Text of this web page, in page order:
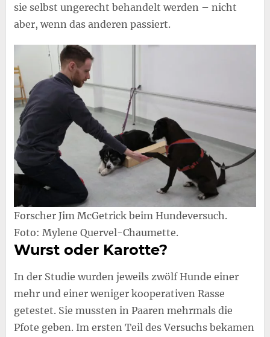
sie selbst ungerecht behandelt werden – nicht
aber, wenn das anderen passiert.
Forscher Jim McGetrick beim Hundeversuch.
Foto: Mylene Quervel-Chaumette.
Wurst oder Karotte?
In der Studie wurden jeweils zwölf Hunde einer
mehr und einer weniger kooperativen Rasse
getestet. Sie mussten in Paaren mehrmals die
Pfote geben. Im ersten Teil des Versuchs bekamen